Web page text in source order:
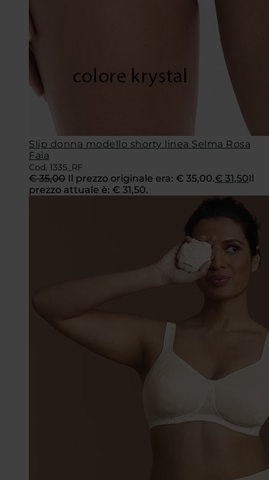
Slip donna modello shorty linea Selma Rosa
Faia
Cod. 1335_RF
€35,00 Il prezzo originale era: € 35,00.€ 31,50Il
prezzo attuale è: € 31,50.